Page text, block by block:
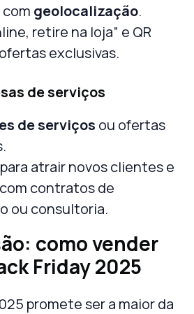
geolocalização.
retire na loja” e QR
exclusivas.
de serviços
de serviços ou ofertas
atrair novos clientes e
contratos de
ou consultoria.
como vender
Friday 2025
promete ser a maior da